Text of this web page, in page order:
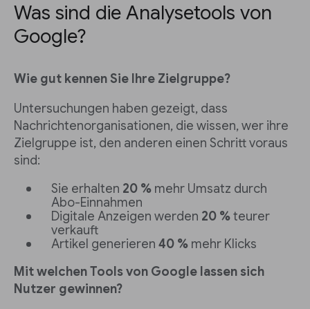
Was sind die Analysetools von
Google?
Wie gut kennen Sie Ihre Zielgruppe?
Untersuchungen haben gezeigt, dass
Nachrichtenorganisationen, die wissen, wer ihre
Zielgruppe ist, den anderen einen Schritt voraus
sind:
Sie erhalten 20 % mehr Umsatz durch
Abo-Einnahmen
Digitale Anzeigen werden 20 %teurer
verkauft
Artikel generieren 40 % mehr Klicks
Mit welchen Tools von Google lassen sich
Nutzer gewinnen?